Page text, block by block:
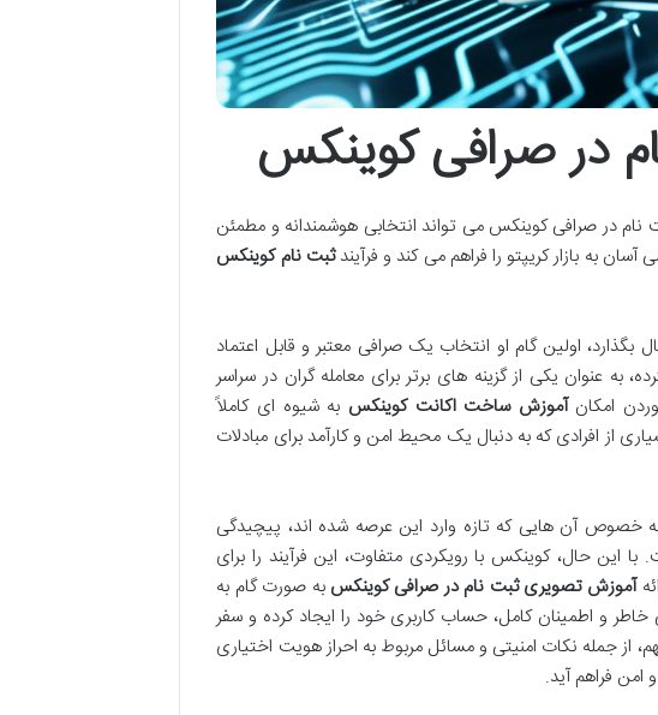
در صرافی کوینکس
نام در صرافی کوینکس می تواند انتخابی هوشمندانه و مطمئن
به بازار کریپتو را فراهم می کند و فرآیندثبت نام کوینکس
اولین گام او انتخاب یک صرافی معتبر و قابل اعتماد
عنوان یکی از گزینه های برتر برای معامله گران در سراسر
امکانآموزش ساخت اکانت کوینکس به شیوه ای کاملاً
از افرادی که به دنبال یک محیط امن و کارآمد برای مبادلات
خصوص آن هایی که تازه وارد این عرصه شده اند، پیچیدگی
این حال، کوینکس با رویکردی متفاوت، این فرآیند را برای
آموزش تصویری ثبت نام در صرافی کوینکس به صورت گام به
و اطمینان کامل، حساب کاربری خود را ایجاد کرده و سفر
از جمله نکات امنیتی و مسائل مربوط به احراز هویت اختیاری
امن فراهم آید.